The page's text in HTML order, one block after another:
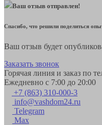
Ваш отзыв отправлен!
Спасибо, что решили поделиться
Ваш отзыв будет
Заказать звонок
Горячая линия и заказ по
Ежедневно с 7:00 до 20:00
+7 (863) 310-000-3
info@vashdom24.ru
Telegram
Max